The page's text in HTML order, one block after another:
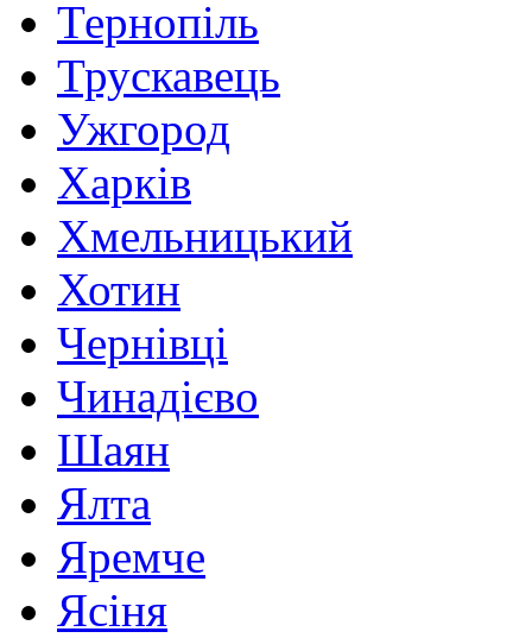
Тернопіль
Трускавець
Ужгород
Харків
Хмельницький
Хотин
Чернівці
Чинадієво
Шаян
Ялта
Яремче
Ясіня